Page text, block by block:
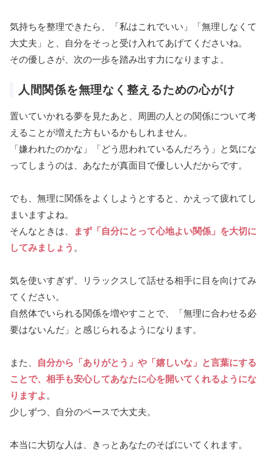
気持ちを整理できたら、「私はこれでいい」「無理しなくて
大丈夫」と、自分をそっと受け入れてあげてくださいね。
その優しさが、次の一歩を踏み出す力になりますよ。
人間関係を無理なく整えるための心がけ
置いていかれる夢を見たあと、周囲の人との関係について考
えることが増えた方もいるかもしれません。
「嫌われたのかな」「どう思われているんだろう」と気にな
ってしまうのは、あなたが真面目で優しい人だからです。
でも、無理に関係をよくしようとすると、かえって疲れてし
まいますよね。
そんなときは、
まず「自分にとって心地よい関係」を大切に
してみましょう 。
気を使いすぎず、リラックスして話せる相手に目を向けてみ
てください。
自然体でいられる関係を増やすことで、「無理に合わせる必
要はないんだ」と感じられるようになります。
また、
自分から「ありがとう」や「嬉しいな」と言葉にする
ことで、相手も安心してあなたに心を開いてくれるようにな
りますよ 。
少しずつ、自分のペースで大丈夫。
本当に大切な人は、きっとあなたのそばにいてくれます。